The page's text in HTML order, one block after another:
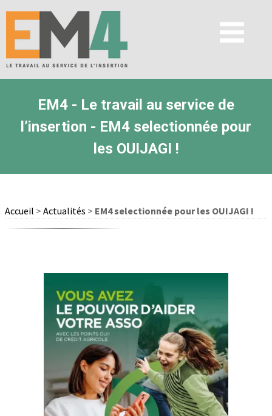
EM4 - Le travail au service de
l’insertion - EM4 selectionnée pour
les OUIJAGI !
Accueil > Actualités > EM4 selectionnée pour les OUIJAGI !